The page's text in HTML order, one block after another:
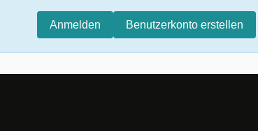
Benutzerkonto erstellen
Anmelden